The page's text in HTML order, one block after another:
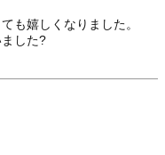
も嬉しくなりました。
した?